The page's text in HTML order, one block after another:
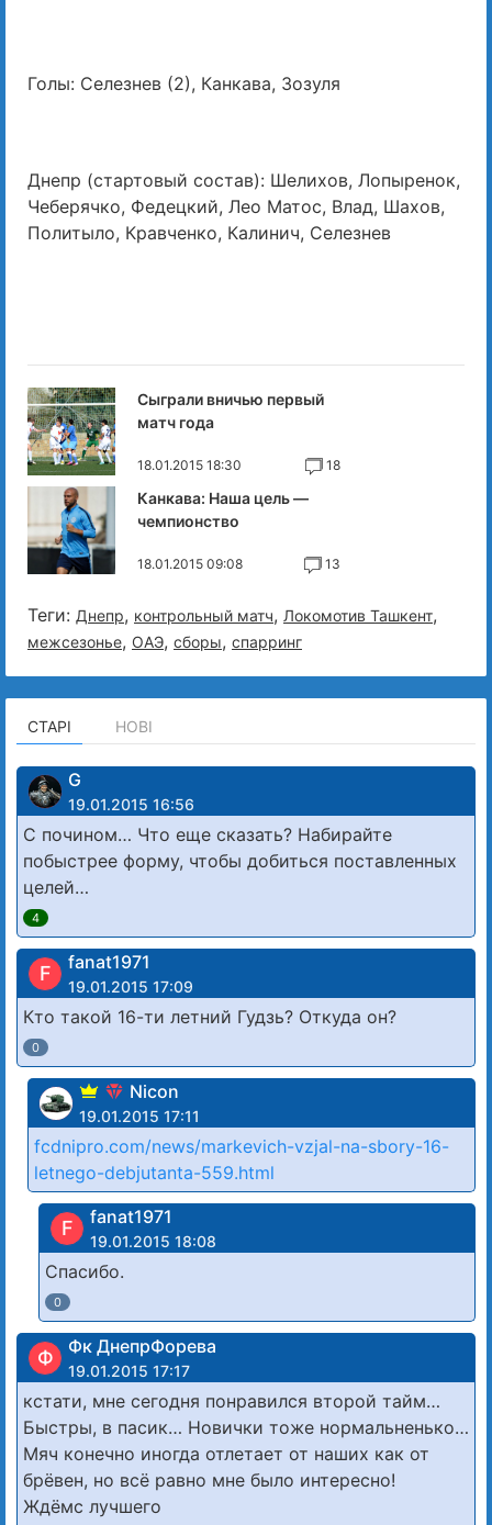
Голы: Селезнев (2), Канкава, Зозуля
Днепр (стартовый состав): Шелихов, Лопыренок,
Чеберячко, Федецкий, Лео Матос, Влад, Шахов,
Политыло, Кравченко, Калинич, Селезнев
Сыграли вничью первый
матч года
18.01.2015 18:30 18
Канкава: Наша цель —
чемпионство
18.01.2015 09:08 13
Теги: Днепр, контрольный матч, Локомотив Ташкент,
межсезонье, ОАЭ, сборы, спарринг
СТАРІ НОВІ
G
19.01.2015 16:56
С почином… Что еще сказать? Набирайте
побыстрее форму, чтобы добиться поставленных
целей…
4
F fanat1971
19.01.2015 17:09
Кто такой 16-ти летний Гудзь? Откуда он?
0
Nicon
19.01.2015 17:11
fcdnipro.com/news/markevich-vzjal-na-sbory-16-
letnego-debjutanta-559.html
F fanat1971
19.01.2015 18:08
Спасибо.
0
Ф Фк ДнепрФорева
19.01.2015 17:17
кстати, мне сегодня понравился второй тайм…
Быстры, в пасик… Новички тоже нормальненько…
Мяч конечно иногда отлетает от наших как от
брёвен, но всё равно мне было интересно!
Ждёмс лучшего